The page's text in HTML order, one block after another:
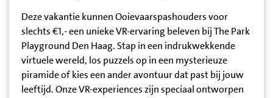
Deze vakantie kunnen Ooievaarspashouders voor
slechts €1,- een unieke VR-ervaring beleven bij The Park
Playground Den Haag. Stap in een indrukwekkende
virtuele wereld, los puzzels op in een mysterieuze
piramide of kies een ander avontuur dat past bij jouw
leeftijd. Onze VR-experiences zijn speciaal ontworpen